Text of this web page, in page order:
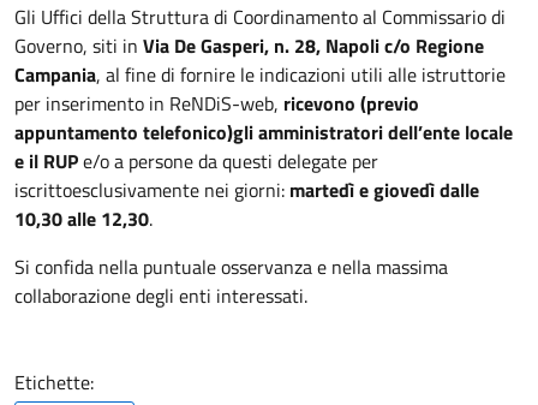
Gli Uffici della Struttura di Coordinamento al Commissario di
Governo, siti in Via De Gasperi, n. 28, Napoli c/o Regione
Campania, al fine di fornire le indicazioni utili alle istruttorie
per inserimento in ReNDiS-web, ricevono (previo
appuntamento telefonico)gli amministratori dell’ente locale
e il RUPe/o a persone da questi delegate per
iscrittoesclusivamente nei giorni: martedì e giovedì dalle
10,30 alle 12,30.
Si confida nella puntuale osservanza e nella massima
collaborazione degli enti interessati.
Etichette: